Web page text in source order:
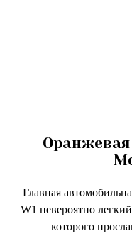
Главная
W1 невероятно
которого